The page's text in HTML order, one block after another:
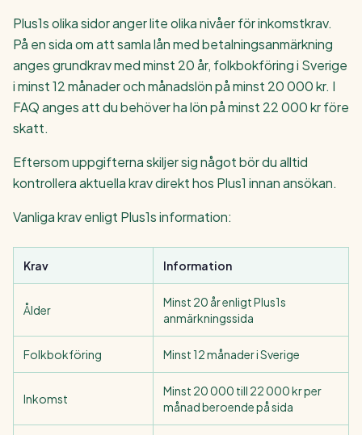
Plus1s olika sidor anger lite olika nivåer för inkomstkrav.
På en sida om att samla lån med betalningsanmärkning
anges grundkrav med minst 20 år, folkbokföring i Sverige
i minst 12 månader och månadslön på minst 20 000 kr. I
FAQ anges att du behöver ha lön på minst 22 000 kr före
skatt.
Eftersom uppgifterna skiljer sig något bör du alltid
kontrollera aktuella krav direkt hos Plus1 innan ansökan.
Vanliga krav enligt Plus1s information:
Krav Information
Ålder
Minst 20 år enligt Plus1s
anmärkningssida
Folkbokföring Minst 12 månader i Sverige
Inkomst
Minst 20 000 till 22 000 kr per
månad beroende på sida